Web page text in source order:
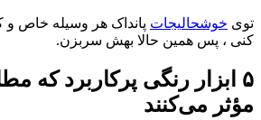
توی خوشحالیجات پانداک هر وسیله خاص و
کنی ، پس همین حالا بهش سربزن.
۵ ابزار رنگی پرکاربرد که
مؤثر می‌کنند